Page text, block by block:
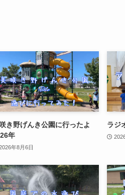
き野げんき公園に行ったよ
年
年8月6日
ラジ